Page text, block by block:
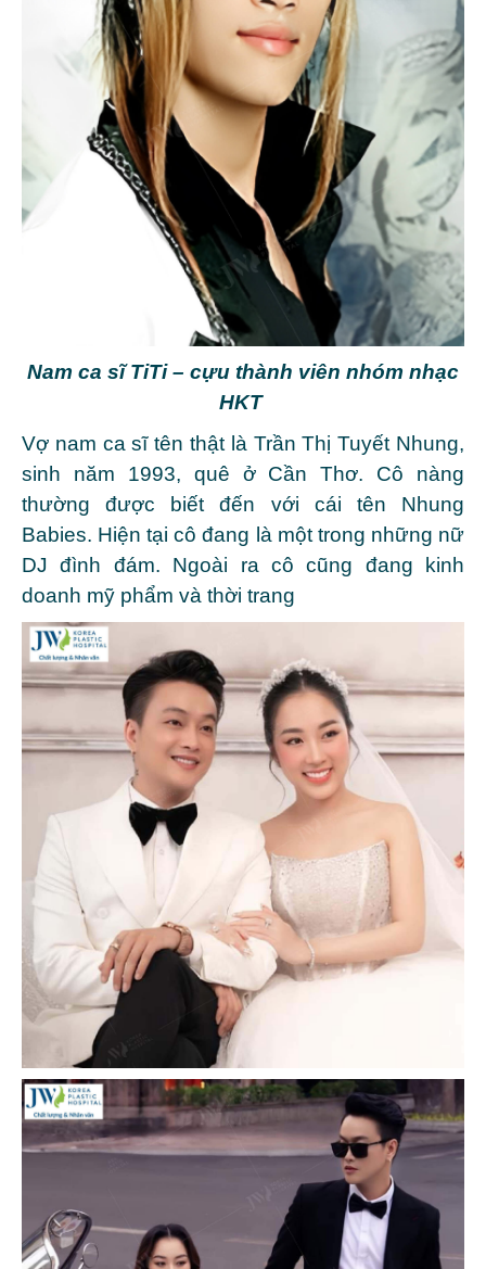
Nam ca sĩ TiTi – cựu thành viên nhóm nhạc
HKT
Vợ nam ca sĩ tên thật là Trần Thị Tuyết Nhung,
sinh năm 1993, quê ở Cần Thơ. Cô nàng
thường được biết đến với cái tên Nhung
Babies. Hiện tại cô đang là một trong những nữ
DJ đình đám. Ngoài ra cô cũng đang kinh
doanh mỹ phẩm và thời trang